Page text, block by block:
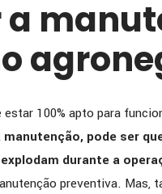
100% apto para
manutenção, pode ser
durante a
preventiva. Mas,